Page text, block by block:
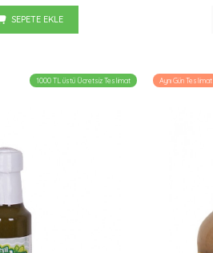
SEPETE EKLE
1000 TL üstü Ücretsiz Teslimat Aynı Gün Teslimat